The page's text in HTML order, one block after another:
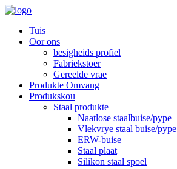
Tuis
Oor ons
besigheids profiel
Fabriekstoer
Gereelde vrae
Produkte Omvang
Produkskou
Staal produkte
Naatlose staalbuise/pype
Vlekvrye staal buise/pype
ERW-buise
Staal plaat
Silikon staal spoel